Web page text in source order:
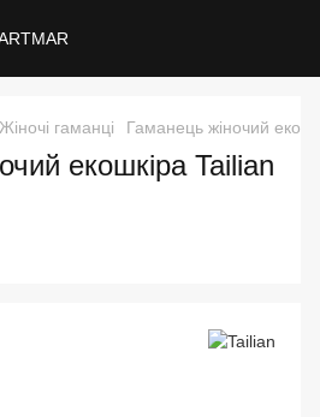
Жіночі гаманці Гаманець жіночий
екошкіра Tailian